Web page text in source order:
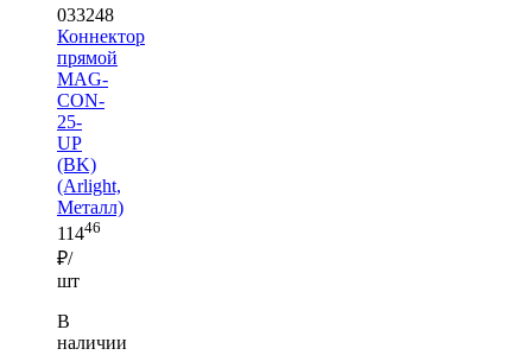
033248
Коннектор
прямой
MAG-
CON-
25-
UP
(BK)
(Arlight,
Металл)
11446
₽/
шт
В
наличии